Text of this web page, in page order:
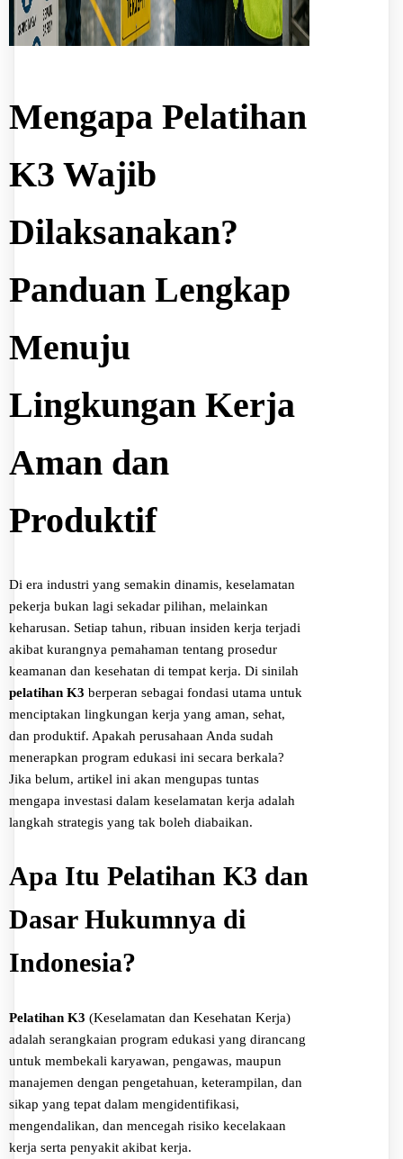
Mengapa Pelatihan
K3 Wajib
Dilaksanakan?
Panduan Lengkap
Menuju
Lingkungan Kerja
Aman dan
Produktif
Di era industri yang semakin dinamis, keselamatan
pekerja bukan lagi sekadar pilihan, melainkan
keharusan. Setiap tahun, ribuan insiden kerja terjadi
akibat kurangnya pemahaman tentang prosedur
keamanan dan kesehatan di tempat kerja. Di sinilah
pelatihan K3 berperan sebagai fondasi utama untuk
menciptakan lingkungan kerja yang aman, sehat,
dan produktif. Apakah perusahaan Anda sudah
menerapkan program edukasi ini secara berkala?
Jika belum, artikel ini akan mengupas tuntas
mengapa investasi dalam keselamatan kerja adalah
langkah strategis yang tak boleh diabaikan.
Apa Itu Pelatihan K3 dan
Dasar Hukumnya di
Indonesia?
Pelatihan K3 (Keselamatan dan Kesehatan Kerja)
adalah serangkaian program edukasi yang dirancang
untuk membekali karyawan, pengawas, maupun
manajemen dengan pengetahuan, keterampilan, dan
sikap yang tepat dalam mengidentifikasi,
mengendalikan, dan mencegah risiko kecelakaan
kerja serta penyakit akibat kerja.